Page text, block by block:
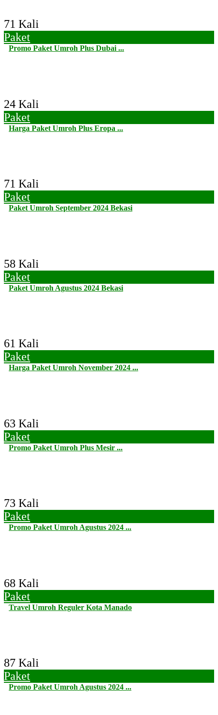
71 Kali
Paket
Promo Paket Umroh Plus Dubai ...
24 Kali
Paket
Harga Paket Umroh Plus Eropa ...
71 Kali
Paket
Paket Umroh September 2024 Bekasi
58 Kali
Paket
Paket Umroh Agustus 2024 Bekasi
61 Kali
Paket
Harga Paket Umroh November 2024 ...
63 Kali
Paket
Promo Paket Umroh Plus Mesir ...
73 Kali
Paket
Promo Paket Umroh Agustus 2024 ...
68 Kali
Paket
Travel Umroh Reguler Kota Manado
87 Kali
Paket
Promo Paket Umroh Agustus 2024 ...